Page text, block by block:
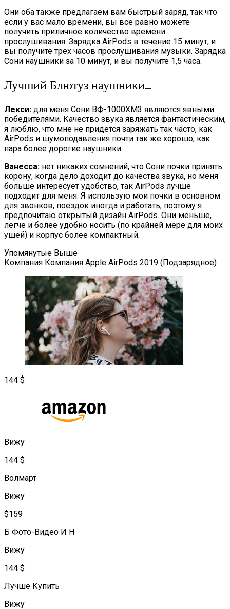
Они оба также предлагаем вам быстрый заряд, так что
если у вас мало времени, вы все равно можете
получить приличное количество времени
прослушивания. Зарядка AirPods в течение 15 минут, и
вы получите трех часов прослушивания музыки. Зарядка
Сони наушники за 10 минут, и вы получите 1,5 часа.
Лучший Блютуз наушники…
Лекси: для меня Сони ВФ-1000XM3 являются явными
победителями. Качество звука является фантастическим,
я люблю, что мне не придется заряжать так часто, как
AirPods и шумоподавления почти так же хорошо, как
пара более дорогие наушники.
Ванесса: нет никаких сомнений, что Сони почки принять
корону, когда дело доходит до качества звука, но меня
больше интересует удобство, так AirPods лучше
подходит для меня. Я использую мои почки в основном
для звонков, поездок иногда и работать, поэтому я
предпочитаю открытый дизайн AirPods. Они меньше,
легче и более удобно носить (по крайней мере для моих
ушей) и корпус более компактный.
Упомянутые Выше
Компания Компания Apple AirPods 2019 (Подзарядное)
144 $
Вижу
144 $
Волмарт
Вижу
$159
Б Фото-Видео И Н
Вижу
144 $
Лучше Купить
Вижу